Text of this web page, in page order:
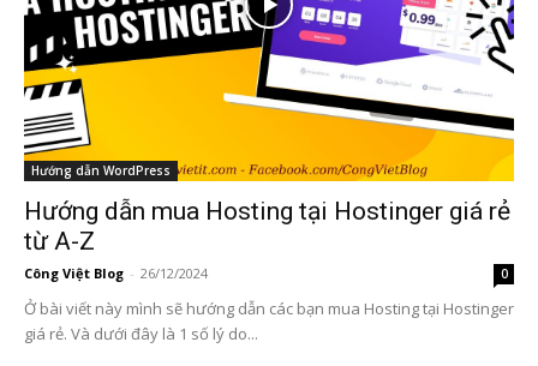
Hướng dẫn WordPress
Hướng dẫn mua Hosting tại Hostinger giá rẻ
từ A-Z
Công Việt Blog - 26/12/2024 0
Ở bài viết này mình sẽ hướng dẫn các bạn mua Hosting tại Hostinger
giá rẻ. Và dưới đây là 1 số lý do...